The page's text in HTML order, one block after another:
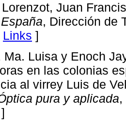
Lorenzot, Juan
, Dirección de
Links ]
Ma. Luisa y Enoch
en las colonias
al virrey Luis de
pura y aplicada,
]